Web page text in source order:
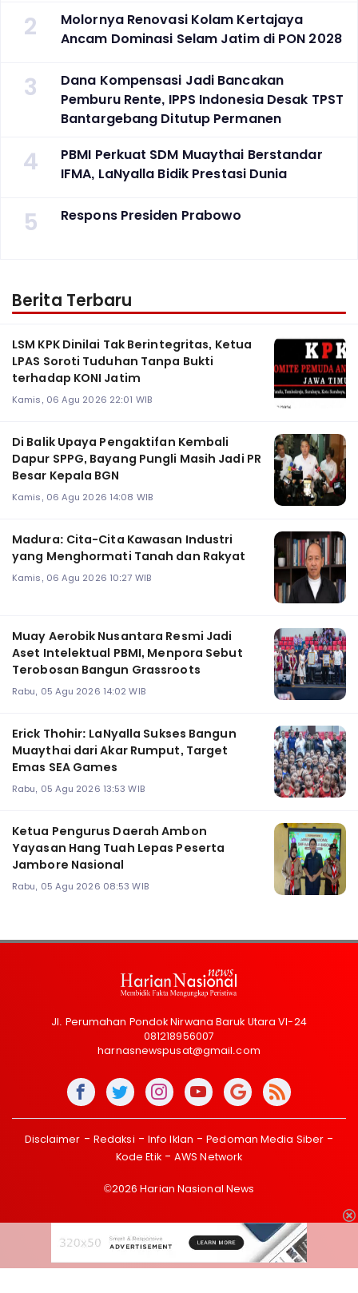
2
Molornya Renovasi Kolam Kertajaya
Ancam Dominasi Selam Jatim di PON 2028
3
Dana Kompensasi Jadi Bancakan
Pemburu Rente, IPPS Indonesia Desak TPST
Bantargebang Ditutup Permanen
4
PBMI Perkuat SDM Muaythai Berstandar
IFMA, LaNyalla Bidik Prestasi Dunia
5 Respons Presiden Prabowo
Berita Terbaru
LSM KPK Dinilai Tak Berintegritas, Ketua
LPAS Soroti Tuduhan Tanpa Bukti
terhadap KONI Jatim
Kamis, 06 Agu 2026 22:01 WIB
Di Balik Upaya Pengaktifan Kembali
Dapur SPPG, Bayang Pungli Masih Jadi PR
Besar Kepala BGN
Kamis, 06 Agu 2026 14:08 WIB
Madura: Cita-Cita Kawasan Industri
yang Menghormati Tanah dan Rakyat
Kamis, 06 Agu 2026 10:27 WIB
Muay Aerobik Nusantara Resmi Jadi
Aset Intelektual PBMI, Menpora Sebut
Terobosan Bangun Grassroots
Rabu, 05 Agu 2026 14:02 WIB
Erick Thohir: LaNyalla Sukses Bangun
Muaythai dari Akar Rumput, Target
Emas SEA Games
Rabu, 05 Agu 2026 13:53 WIB
Ketua Pengurus Daerah Ambon
Yayasan Hang Tuah Lepas Peserta
Jambore Nasional
Rabu, 05 Agu 2026 08:53 WIB
Jl. Perumahan Pondok Nirwana Baruk Utara VI-24
081218956007
harnasnewspusat@gmail.com
Disclaimer Redaksi Info Iklan
Pedoman Media Siber
Kode Etik
AWS Network
©2026 Harian Nasional News